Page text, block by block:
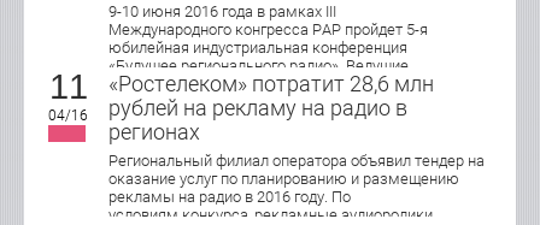
9-10 июня 2016 года в рамках III
Международного конгресса РАР пройдет 5-я
юбилейная индустриальная конференция
«Будущее регионального радио». Ведущие
эксперты индустрии обсудят актуальные
подходы в управлении, продажах и маркетинге
локального радио, юридические и
организационные аспекты работы
современной региональной радиостанции.
11
04/16
«Ростелеком» потратит 28,6 млн
рублей на рекламу на радио в
регионах
Региональный филиал оператора объявил тендер на
оказание услуг по планированию и размещению
рекламы на радио в 2016 году. По
условиям конкурса, рекламные аудиоролики